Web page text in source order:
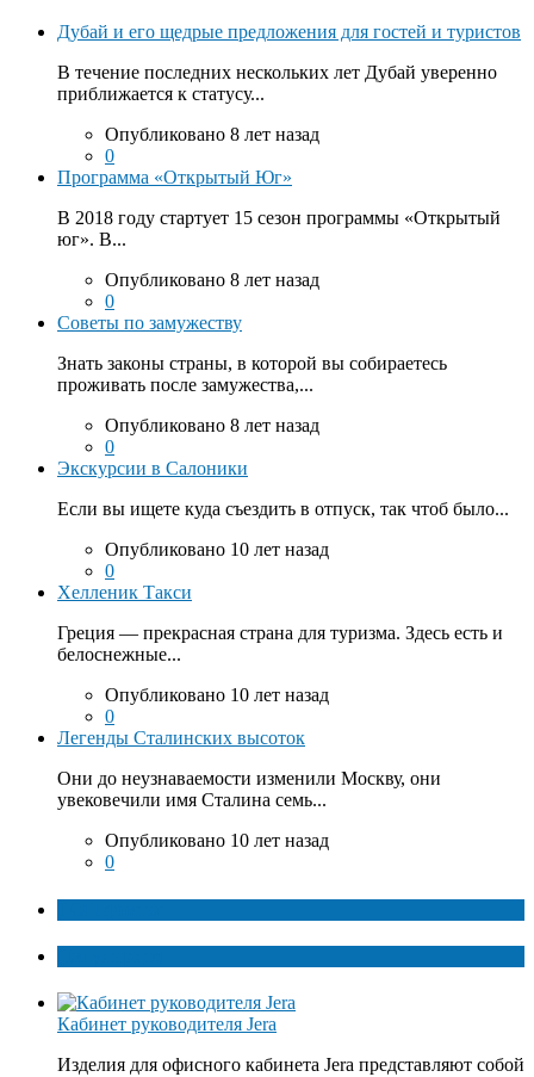
Дубай и его щедрые предложения для гостей и туристов
В течение последних нескольких лет Дубай уверенно
приближается к статусу...
Опубликовано 8 лет назад
0
Программа «Открытый Юг»
В 2018 году стартует 15 сезон программы «Открытый
юг». В...
Опубликовано 8 лет назад
0
Советы по замужеству
Знать законы страны, в которой вы собираетесь
проживать после замужества,...
Опубликовано 8 лет назад
0
Экскурсии в Салоники
Если вы ищете куда съездить в отпуск, так чтоб было...
Опубликовано 10 лет назад
0
Хелленик Такси
Греция — прекрасная страна для туризма. Здесь есть и
белоснежные...
Опубликовано 10 лет назад
0
Легенды Сталинских высоток
Они до неузнаваемости изменили Москву, они
увековечили имя Сталина семь...
Опубликовано 10 лет назад
0
Кабинет руководителя Jera
Изделия для офисного кабинета Jera представляют собой